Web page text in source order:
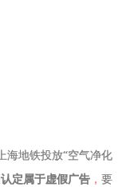
海地铁投放“空气净化
定属于虚假广告， 要